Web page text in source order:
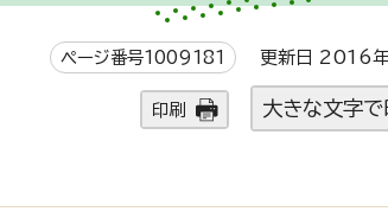
ページ番号1009181 更新日 2016
印刷 大きな文字で